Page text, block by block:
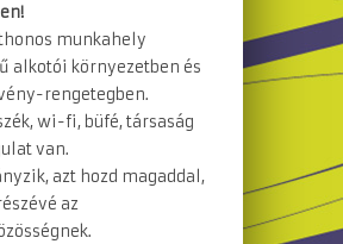
munkahely
alkotói környezetben és
rengetegben.
wi-fi, büfé, társaság
van.
azt hozd magaddal,
az